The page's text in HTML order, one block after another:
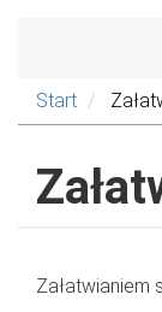
Start
Załatwianiem